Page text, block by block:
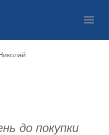
до покупки